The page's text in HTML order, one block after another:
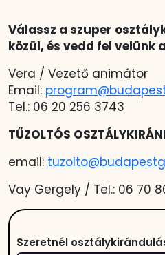
Válassz a szuper
közül, és vedd fel velünk
Vera / Vezető animátor
Email:
Tel.: 06 20 256 3743
TŰZOLTÓS
email:
Vay Gergely / Tel.: 06 70
Szeretnél